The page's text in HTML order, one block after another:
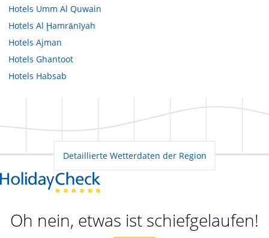
Hotels Umm Al Quwain
Hotels Al Ḩamrānīyah
Hotels Ajman
Hotels Ghantoot
Hotels Habsab
Detaillierte Wetterdaten der Region
Oh nein, etwas ist schiefgelaufen!